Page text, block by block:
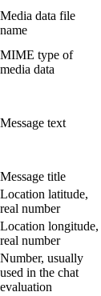
Media data file
name
MIME type of
media data
Message text
Message title
Location latitude,
real number
Location longitude,
real number
Number, usually
used in the chat
evaluation